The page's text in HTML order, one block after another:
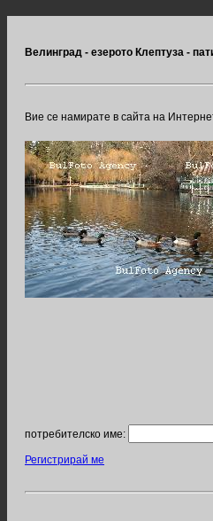
Велинград - езерото Клептуза -
Вие се намирате в сайта на
потребителско име:
Регистрирай ме